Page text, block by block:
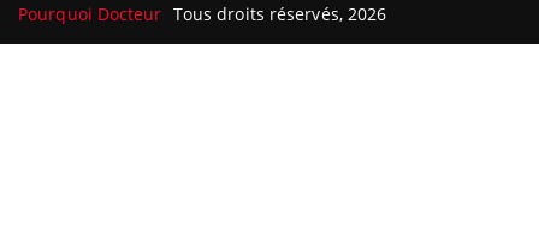
Pourquoi Docteur Tous droits réservés, 2026